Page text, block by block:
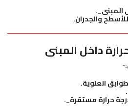
المبنى_.
والجدران.
العلوية.
حرارة مستقرة_.